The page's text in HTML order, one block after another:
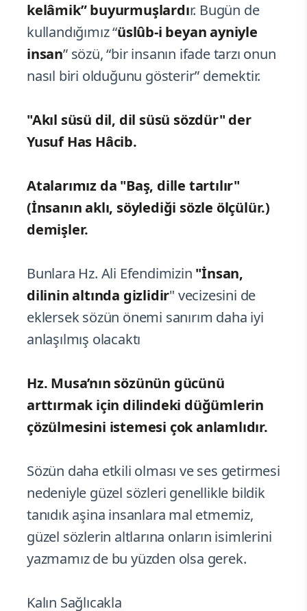
kelâmik” buyurmuşlardır. Bugün de
kullandığımız “üslûb-i beyan ayniyle
insan” sözü, “bir insanın ifade tarzı onun
nasıl biri olduğunu gösterir” demektir.
"Akıl süsü dil, dil süsü sözdür" der
Yusuf Has Hâcib.
Atalarımız da "Baş, dille tartılır"
(İnsanın aklı, söylediği sözle ölçülür.)
demişler.
Bunlara Hz. Ali Efendimizin "İnsan,
dilinin altında gizlidir" vecizesini de
eklersek sözün önemi sanırım daha iyi
anlaşılmış olacaktı
Hz. Musa’nın sözünün gücünü
arttırmak için dilindeki düğümlerin
çözülmesini istemesi çok anlamlıdır.
Sözün daha etkili olması ve ses getirmesi
nedeniyle güzel sözleri genellikle bildik
tanıdık aşina insanlara mal etmemiz,
güzel sözlerin altlarına onların isimlerini
yazmamız de bu yüzden olsa gerek.
Kalın Sağlıcakla